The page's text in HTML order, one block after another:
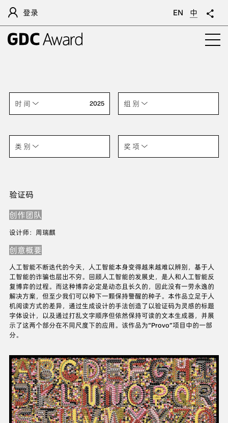
登录 EN 中
时 间 2025 组 别
类 别 奖 项
验证码
创作团队
设计师：周瑞麒
创意概要
人工智能不断迭代的今天，人工智能本身变得越来越难以辨别，基于人
工智能的诈骗也层出不穷。回顾人工智能的发展史，是人和人工智能反
复博弈的过程。而这种博弈必定是动态且长久的，因此没有一劳永逸的
解决方案，但至少我们可以种下一颗保持警醒的种子。本作品立足于人
机阅读方式的差异，通过生成设计的手法创造了以验证码为灵感的标题
字体设计，以及通过打乱文字顺序但依然保持可读的文本生成器，并展
示了这两个部分在不同尺度下的应用。该作品为“Provo”项目中的一部
分。